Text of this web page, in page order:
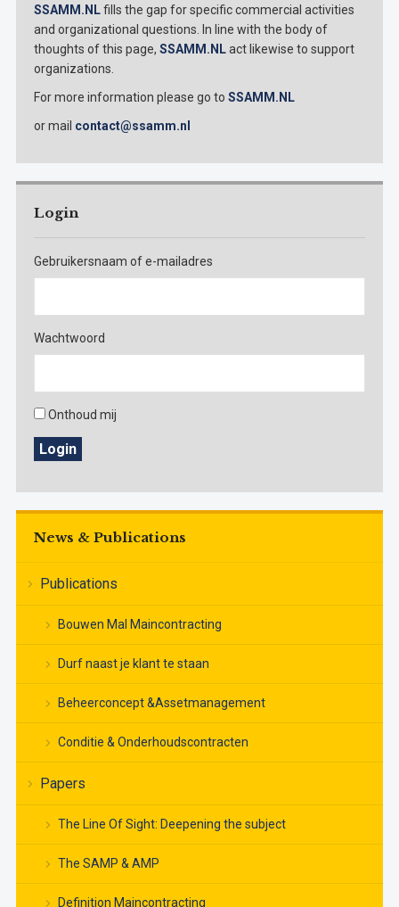
SSAMM.NLfills the gap for specific commercial activities
and organizational questions. In line with the body of
thoughts of this page, SSAMM.NLact likewise to support
organizations.
For more information please go to SSAMM.NL
or mail contact@ssamm.nl
Login
Gebruikersnaam of e-mailadres
Wachtwoord
Onthoud mij
Login
News & Publications
Publications
Bouwen Mal Maincontracting
Durf naast je klant te staan
Beheerconcept &Assetmanagement
Conditie & Onderhoudscontracten
Papers
The Line Of Sight: Deepening the subject
The SAMP & AMP
Definition Maincontracting